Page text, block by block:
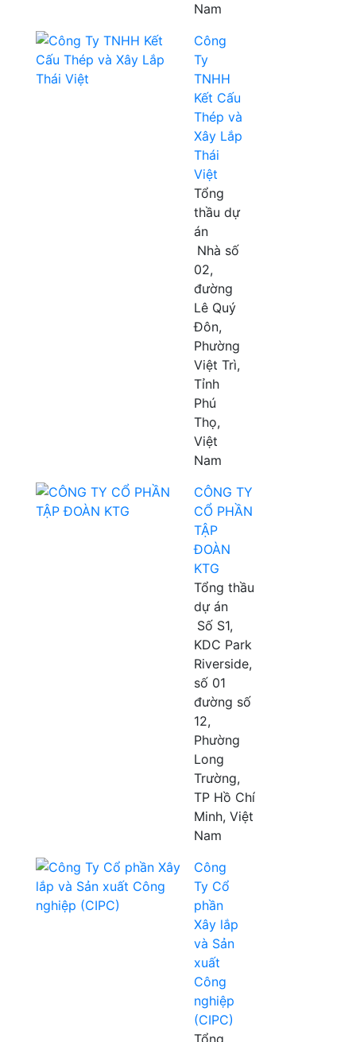
Nam
Công
Ty
TNHH
Kết Cấu
Thép và
Xây Lắp
Thái
Việt
Tổng
thầu dự
án
Nhà số
02,
đường
Lê Quý
Đôn,
Phường
Việt Trì,
Tỉnh
Phú
Thọ,
Việt
Nam
CÔNG TY
CỔ PHẦN
TẬP
ĐOÀN
KTG
Tổng thầu
dự án
Số S1,
KDC Park
Riverside,
số 01
đường số
12,
Phường
Long
Trường,
TP Hồ Chí
Minh, Việt
Nam
Công
Ty Cổ
phần
Xây lắp
và Sản
xuất
Công
nghiệp
(CIPC)
Tổng